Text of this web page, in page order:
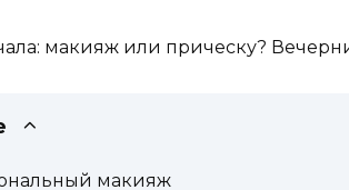
макияж